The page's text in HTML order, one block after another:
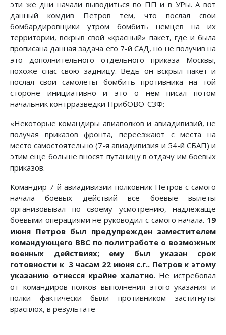
эти же дни начали выводиться по ПП и в УРы. А вот
данный комдив Петров тем, что послал свои
бомбардировщики утром бомбить немцев на их
территории, вскрыв свой «красный» пакет, где и была
прописана данная задача его 7-й САД, но не получив на
это дополнительного отдельного приказа Москвы,
похоже спас свою задницу. Ведь он вскрыл пакет и
послал свои самолеты бомбить противника на той
стороне инициативно и это о нем писал потом
начальник контрразведки ПрибОВО-СЗФ:
«Некоторые командиры авиаполков и авиадивизий, не
получая приказов фронта, переезжают с места на
место самостоятельно (7-я авиадивизия и 54-й СБАП) и
этим еще больше вносят путаницу в отдачу им боевых
приказов.
Командир 7-й авиадивизии полковник Петров с самого
начала боевых действий все боевые вылеты
организовывал по своему усмотрению, надлежаще
боевыми операциями не руководил с самого начала. 19
июня Петров был предупрежден заместителем
командующего ВВС по политработе о возможных
военных действиях; ему был указан срок
готовности к 3 часам 22 июняс.г.. Петров к этому
указанию отнесся крайне халатно. Не истребовал
от командиров полков выполнения этого указания и
полки фактически были противником застигнуты
врасплох, в результате